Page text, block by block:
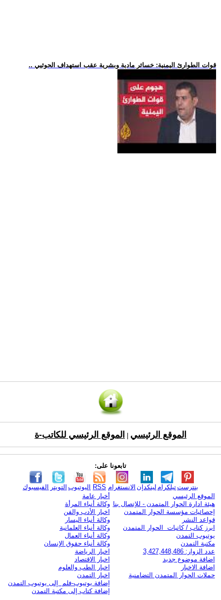
.. قوات الطوارئ اليمنية: خسائر مادية وبشرية عقب استهداف الحوثيي
الموقع الرئيسي الموقع الرئيسي للكاتب-ة
تابعونا على:
الفيسبوك التويتر اليوتيوب RSS الانستغرام لينكدإن تيلكرامبنترست
الموقع الرئيسي
هيئة ادارة الحوار المتمدن - للإتصال بنا
إحصائيات مؤسسة الحوار المتمدن
قواعد النشر
ابرز كتاب / كاتبات الحوار المتمدن
يوتيوب التمدن
مكتبة التمدن
عدد الزوار: 3,427,448,486
اضافة موضوع جديد
اضافة الاخبار
حملات الحوار المتمدن التضامنية
أخبار عامة
وكالة أنباء المرأة
اخبار الأدب والفن
وكالة أنباء اليسار
وكالة أنباء العلمانية
وكالة أنباء العمال
وكالة أنباء حقوق الإنسان
اخبار الرياضة
اخبار الاقتصاد
اخبار الطب والعلوم
اخبار التمدن
إضافة يوتيوب-فلم إلى يوتيوب التمدن
إضافة كتاب إلى مكتبة التمدن